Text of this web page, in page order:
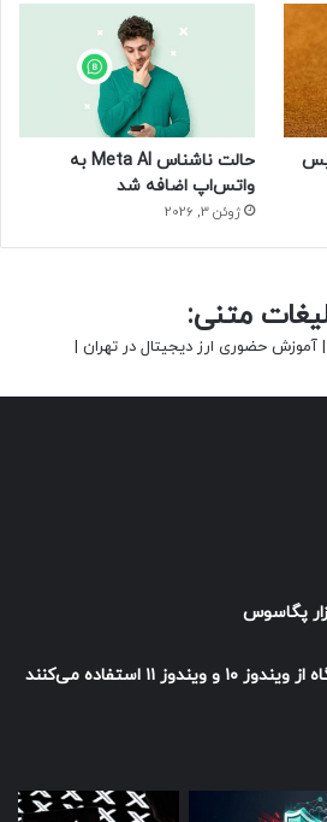
حالت ناشناس Meta AI به
واتس‌اپ اضافه شد
ژوئن 3, 2026
متنی:
| آموزش حضوری ارز دیجیتال در تهران |
پگاسوس